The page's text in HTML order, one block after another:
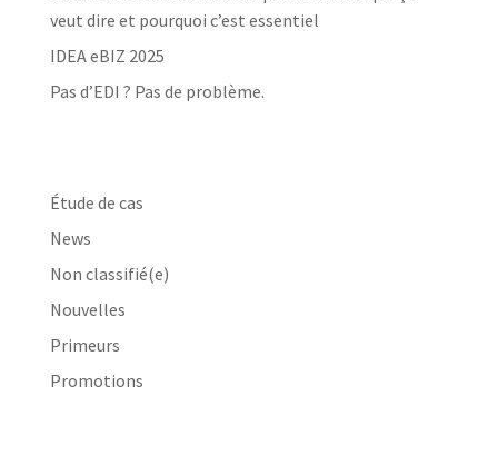
veut dire et pourquoi c’est essentiel
IDEA eBIZ 2025
Pas d’EDI ? Pas de problème.
Étude de cas
News
Non classifié(e)
Nouvelles
Primeurs
Promotions